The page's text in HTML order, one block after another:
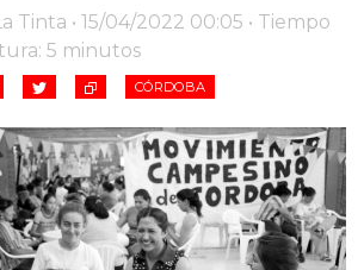
Tinta • 15/04/2022 00:05 • Tiempo
5 minutos
CÓRDOBA